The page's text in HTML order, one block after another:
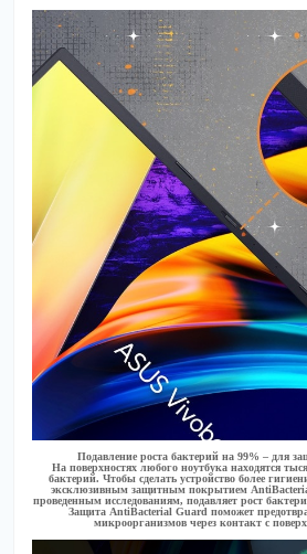
Подавление роста бактерий на 99% – для
На поверхностях любого ноутбука находятся
бактерий. Чтобы сделать устройство более
эксклюзивным защитным покрытием
проведенным исследованиям, подавляет рост
Защита AntiBacterial Guard поможет
микроорганизмов через контакт с